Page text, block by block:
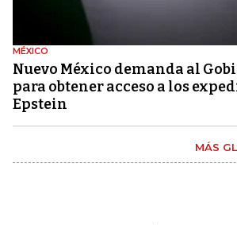
MÉXICO
Nuevo México demanda al
para obtener acceso a los
Epstein
MÁS